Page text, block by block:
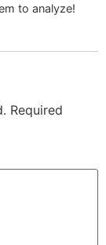
to analyze!
Required